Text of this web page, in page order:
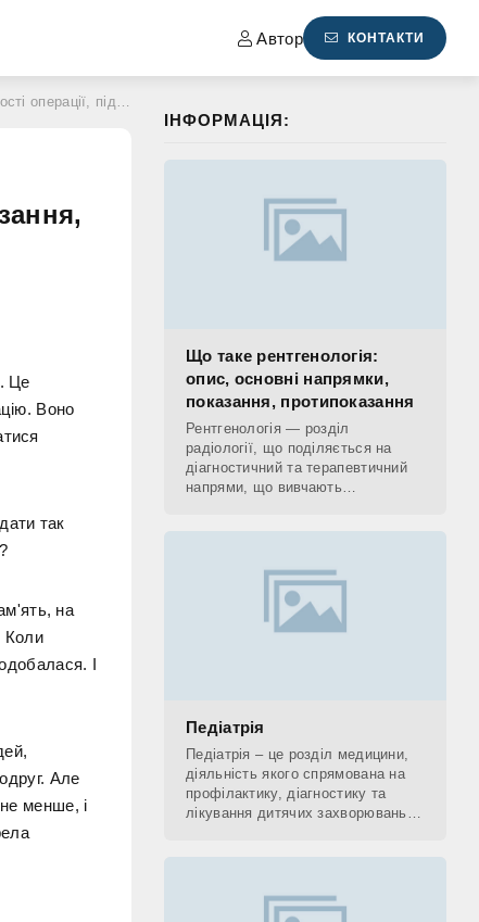
Автор КОНТАКТИ
вплив на лактацію
Це
Воно
так
на
Коли
І
Але
менше, і
ІНФОРМАЦІЯ:
Що таке рентгенологія:
опис, основні напрямки,
показання, протипоказання
Рентгенологія — розділ
радіології, що поділяється на
діагностичний та терапевтичний
напрями, що вивчають
Педіатрія
Педіатрія – це розділ медицини,
діяльність якого спрямована на
профілактику, діагностику та
лікування дитячих захворювань, а